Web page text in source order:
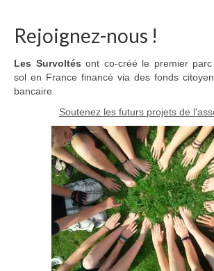
Rejoignez-nous !
Les Survoltés ont co-créé le premier
sol en France financé via des fonds
bancaire.
Soutenez les futurs projets de